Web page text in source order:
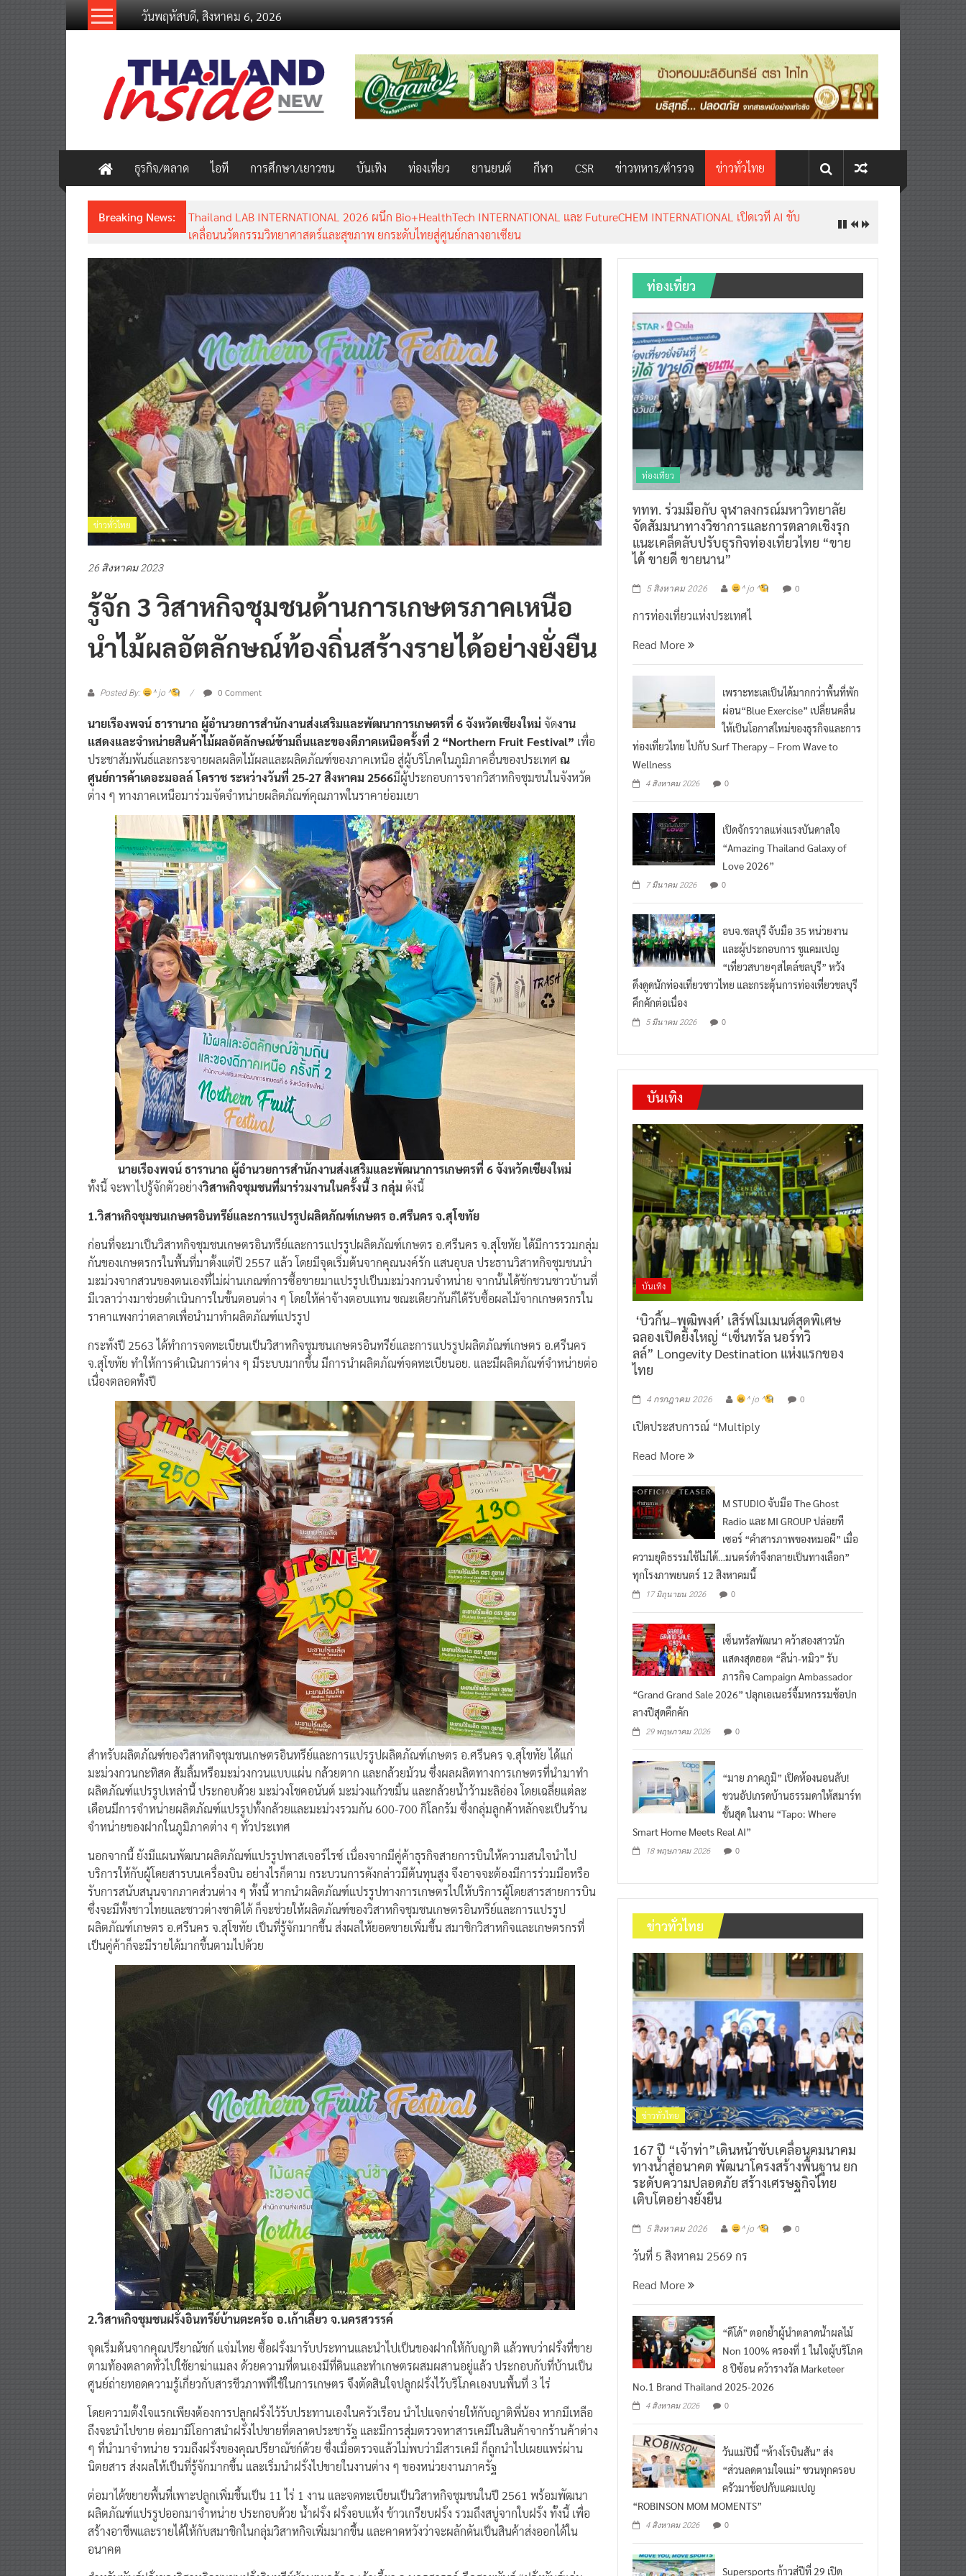
วันพฤหัสบดี, สิงหาคม 6, 2026
thailandinsidenew.com
Thailand
Inside
New
ธุรกิจ/ตลาด ไอที การศึกษา/เยาวชน บันเทิง ท่องเที่ยว ยานยนต์ กีฬา CSR ข่าวทหาร/ตำรวจ ข่าวทั่วไทย
Breaking News:
Thailand LAB INTERNATIONAL 2026 ผนึก Bio+HealthTech INTERNATIONAL และ FutureCHEM INTERNATIONAL เปิดเวที AI ขับ
เคลื่อนนวัตกรรมวิทยาศาสตร์และสุขภาพ ยกระดับไทยสู่ศูนย์กลางอาเซียน
ข่าวทั่วไทย
26 สิงหาคม 2023
รู้จัก 3 วิสาหกิจชุมชนด้านการเกษตรภาคเหนือ
นำไม้ผลอัตลักษณ์ท้องถิ่นสร้างรายได้อย่างยั่งยืน
Posted By: ^ jo ^ 0 Comment
นายเรืองพจน์ ธารานาถ ผู้อำนวยการสำนักงานส่งเสริมและพัฒนาการเกษตรที่ 6 จังหวัดเชียงใหม่ จัดงาน
แสดงและจำหน่ายสินค้าไม้ผลอัตลักษณ์ข้ามถิ่นและของดีภาคเหนือครั้งที่ 2 “Northern Fruit Festival” เพื่อ
ประชาสัมพันธ์และกระจายผลผลิตไม้ผลและผลิตภัณฑ์ของภาคเหนือ สู่ผู้บริโภคในภูมิภาคอื่นของประเทศ ณ
ศูนย์การค้าเดอะมอลล์ โคราช ระหว่างวันที่ 25-27 สิงหาคม 2566มีผู้ประกอบการจากวิสาหกิจชุมชนในจังหวัด
ต่าง ๆ ทางภาคเหนือมาร่วมจัดจำหน่ายผลิตภัณฑ์คุณภาพในราคาย่อมเยา
นายเรืองพจน์ ธารานาถ ผู้อำนวยการสำนักงานส่งเสริมและพัฒนาการเกษตรที่ 6 จังหวัดเชียงใหม่
ทั้งนี้ จะพาไปรู้จักตัวอย่างวิสาหกิจชุมชนที่มาร่วมงานในครั้งนี้ 3 กลุ่ม ดังนี้
1.วิสาหกิจชุมชนเกษตรอินทรีย์และการแปรรูปผลิตภัณฑ์เกษตร อ.ศรีนคร จ.สุโขทัย
ก่อนที่จะมาเป็นวิสาหกิจชุมชนเกษตรอินทรีย์และการแปรรูปผลิตภัณฑ์เกษตร อ.ศรีนคร จ.สุโขทัย ได้มีการรวมกลุ่ม
กันของเกษตรกรในพื้นที่มาตั้งแต่ปี 2557 แล้ว โดยมีจุดเริ่มต้นจากคุณนงค์รัก แสนอุบล ประธานวิสาหกิจชุมชนนำ
มะม่วงจากสวนของตนเองที่ไม่ผ่านเกณฑ์การซื้อขายมาแปรรูปเป็นมะม่วงกวนจำหน่าย จากนั้นได้ชักชวนชาวบ้านที่
มีเวลาว่างมาช่วยดำเนินการในขั้นตอนต่าง ๆ โดยให้ค่าจ้างตอบแทน ขณะเดียวกันก็ได้รับซื้อผลไม้จากเกษตรกรใน
ราคาแพงกว่าตลาดเพื่อนำมาทำผลิตภัณฑ์แปรรูป
กระทั่งปี 2563 ได้ทำการจดทะเบียนเป็นวิสาหกิจชุมชนเกษตรอินทรีย์และการแปรรูปผลิตภัณฑ์เกษตร อ.ศรีนคร
จ.สุโขทัย ทำให้การดำเนินการต่าง ๆ มีระบบมากขึ้น มีการนำผลิตภัณฑ์จดทะเบียนอย. และมีผลิตภัณฑ์จำหน่ายต่อ
เนื่องตลอดทั้งปี
สำหรับผลิตภัณฑ์ของวิสาหกิจชุมชนเกษตรอินทรีย์และการแปรรูปผลิตภัณฑ์เกษตร อ.ศรีนคร จ.สุโขทัย ได้แก่
มะม่วงกวนกะทิสด ส้มลิ้มหรือมะม่วงกวนแบบแผ่น กล้วยตาก และกล้วยม้วน ซึ่งผลผลิตทางการเกษตรที่นำมาทำ
ผลิตภัณฑ์แปรรูปเหล่านี้ ประกอบด้วย มะม่วงโชคอนันต์ มะม่วงแก้วขมิ้น และกล้วยน้ำว้ามะลิอ่อง โดยเฉลี่ยแต่ละ
เดือนมีการจำหน่ายผลิตภัณฑ์แปรรูปทั้งกล้วยและมะม่วงรวมกัน 600-700 กิโลกรัม ซึ่งกลุ่มลูกค้าหลักจะเป็นร้าน
จำหน่ายของฝากในภูมิภาคต่าง ๆ ทั่วประเทศ
นอกจากนี้ ยังมีแผนพัฒนาผลิตภัณฑ์แปรรูปพาสเจอร์ไรซ์ เนื่องจากมีคู่ค้าธุรกิจสายการบินให้ความสนใจนำไป
บริการให้กับผู้โดยสารบนเครื่องบิน อย่างไรก็ตาม กระบวนการดังกล่าวมีต้นทุนสูง จึงอาจจะต้องมีการร่วมมือหรือ
รับการสนับสนุนจากภาคส่วนต่าง ๆ ทั้งนี้ หากนำผลิตภัณฑ์แปรรูปทางการเกษตรไปให้บริการผู้โดยสารสายการบิน
ซึ่งจะมีทั้งชาวไทยและชาวต่างชาติได้ ก็จะช่วยให้ผลิตภัณฑ์ของวิสาหกิจชุมชนเกษตรอินทรีย์และการแปรรูป
ผลิตภัณฑ์เกษตร อ.ศรีนคร จ.สุโขทัย เป็นที่รู้จักมากขึ้น ส่งผลให้ยอดขายเพิ่มขึ้น สมาชิกวิสาหกิจและเกษตรกรที่
เป็นคู่ค้าก็จะมีรายได้มากขึ้นตามไปด้วย
2.วิสาหกิจชุมชนฝรั่งอินทรีย์บ้านตะคร้อ อ.เก้าเลี้ยว จ.นครสวรรค์
จุดเริ่มต้นจากคุณปรียาณัชก์ แจ่มไทย ซื้อฝรั่งมารับประทานและนำไปเป็นของฝากให้กับญาติ แล้วพบว่าฝรั่งที่ขาย
ตามท้องตลาดทั่วไปใช้ยาฆ่าแมลง ด้วยความที่ตนเองมีที่ดินและทำเกษตรผสมผสานอยู่แล้ว ประกอบกับที่บ้านเป็น
ศูนย์ถ่ายทอดความรู้เกี่ยวกับสารชีวภาพที่ใช้ในการเกษตร จึงตัดสินใจปลูกฝรั่งไว้บริโภคเองบนพื้นที่ 3 ไร่
โดยความตั้งใจแรกเพียงต้องการปลูกฝรั่งไว้รับประทานเองในครัวเรือน นำไปแจกจ่ายให้กับญาติพี่น้อง หากมีเหลือ
ถึงจะนำไปขาย ต่อมามีโอกาสนำฝรั่งไปขายที่ตลาดประชารัฐ และมีการสุ่มตรวจหาสารเคมีในสินค้าจากร้านค้าต่าง
ๆ ที่นำมาจำหน่าย รวมถึงฝรั่งของคุณปรียาณัชก์ด้วย ซึ่งเมื่อตรวจแล้วไม่พบว่ามีสารเคมี ก็ถูกนำไปเผยแพร่ผ่าน
นิตยสาร ส่งผลให้เป็นที่รู้จักมากขึ้น และเริ่มนำฝรั่งไปขายในงานต่าง ๆ ของหน่วยงานภาครัฐ
ต่อมาได้ขยายพื้นที่เพาะปลูกเพิ่มขึ้นเป็น 11 ไร่ 1 งาน และจดทะเบียนเป็นวิสาหกิจชุมชนในปี 2561 พร้อมพัฒนา
ผลิตภัณฑ์แปรรูปออกมาจำหน่าย ประกอบด้วย น้ำฝรั่ง ฝรั่งอบแห้ง ข้าวเกรียบฝรั่ง รวมถึงสบู่จากใบฝรั่ง ทั้งนี้ เพื่อ
สร้างอาชีพและรายได้ให้กับสมาชิกในกลุ่มวิสาหกิจเพิ่มมากขึ้น และคาดหวังว่าจะผลักดันเป็นสินค้าส่งออกได้ใน
อนาคต
ท่องเที่ยว
ท่องเที่ยว
ททท. ร่วมมือกับ จุฬาลงกรณ์มหาวิทยาลัย
จัดสัมมนาทางวิชาการและการตลาดเชิงรุก
แนะเคล็ดลับปรับธุรกิจท่องเที่ยวไทย “ขาย
ได้ ขายดี ขายนาน”
5 สิงหาคม 2026 ^ jo ^ 0
การท่องเที่ยวแห่งประเทศไ
Read More
เพราะทะเลเป็นได้มากกว่าพื้นที่พัก
ผ่อน“Blue Exercise” เปลี่ยนคลื่น
ให้เป็นโอกาสใหม่ของธุรกิจและการ
ท่องเที่ยวไทย ไปกับ Surf Therapy – From Wave to
Wellness
4 สิงหาคม 2026 0
เปิดจักรวาลแห่งแรงบันดาลใจ
“Amazing Thailand Galaxy of
Love 2026”
7 มีนาคม 2026 0
อบจ.ชลบุรี จับมือ 35 หน่วยงาน
และผู้ประกอบการ ชูแคมเปญ
“เที่ยวสบายๆสไตล์ชลบุรี” หวัง
ดึงดูดนักท่องเที่ยวชาวไทย และกระตุ้นการท่องเที่ยวชลบุรี
คึกคักต่อเนื่อง
5 มีนาคม 2026 0
บันเทิง
บันเทิง
‘บิวกิ้น–พุฒิพงศ์’ เสิร์ฟโมเมนต์สุดพิเศษ
ฉลองเปิดยิ่งใหญ่ “เซ็นทรัล นอร์ทวิ
ลล์” Longevity Destination แห่งแรกของ
ไทย
4 กรกฎาคม 2026 ^ jo ^ 0
เปิดประสบการณ์ “Multiply
Read More
M STUDIO จับมือ The Ghost
Radio และ MI GROUP ปล่อยที
เซอร์ “คำสารภาพของหมอผี” เมื่อ
ความยุติธรรมใช้ไม่ได้…มนตร์ดำจึงกลายเป็นทางเลือก”
ทุกโรงภาพยนตร์ 12 สิงหาคมนี้
17 มิถุนายน 2026 0
เซ็นทรัลพัฒนา คว้าสองสาวนัก
แสดงสุดฮอต “ลีน่า-หมิว” รับ
ภารกิจ Campaign Ambassador
“Grand Grand Sale 2026” ปลุกเอเนอร์จี้มหกรรมช้อปก
ลางปีสุดคึกคัก
29 พฤษภาคม 2026 0
“มาย ภาคภูมิ” เปิดห้องนอนลับ!
ชวนอัปเกรดบ้านธรรมดาให้สมาร์ท
ขั้นสุด ในงาน “Tapo: Where
Smart Home Meets Real AI”
18 พฤษภาคม 2026 0
ข่าวทั่วไทย
ข่าวทั่วไทย
167 ปี “เจ้าท่า”เดินหน้าขับเคลื่อนคมนาคม
ทางน้ำสู่อนาคต พัฒนาโครงสร้างพื้นฐาน ยก
ระดับความปลอดภัย สร้างเศรษฐกิจไทย
เติบโตอย่างยั่งยืน
5 สิงหาคม 2026 ^ jo ^ 0
วันที่ 5 สิงหาคม 2569 กร
Read More
“ดีโด้” ตอกย้ำผู้นำตลาดน้ำผลไม้
Non 100% ครองที่ 1 ในใจผู้บริโภค
8 ปีซ้อน คว้ารางวัล Marketeer
No.1 Brand Thailand 2025-2026
4 สิงหาคม 2026 0
วันแม่ปีนี้ “ห้างโรบินสัน” ส่ง
“ส่วนลดตามใจแม่” ชวนทุกครอบ
ครัวมาช้อปกับแคมเปญ
“ROBINSON MOM MOMENTS”
4 สิงหาคม 2026 0
Supersports ก้าวสู่ปีที่ 29 เปิด